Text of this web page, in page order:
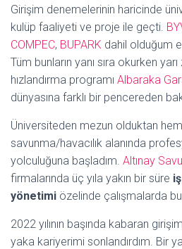
Girişim denemelerinin haricinde
kulüp faaliyeti ve proje ile geçti.
COMPEC, BUPARK dahil olduğum
Tüm bunların yanı sıra okurken yarı
hızlandırma programı Albaraka
dünyasına farklı bir pencereden
Üniversiteden mezun olduktan
savunma/havacılık alanında
yolculuğuna başladım. Altınay
firmalarında üç yıla yakın bir süre
yönetimi özelinde çalışmalarda
2022 yılının başında kabaran
yaka kariyerimi sonlandırdım. Bir